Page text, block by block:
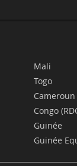
Mali
Togo
Cameroun
Congo
Guinée
Guinée